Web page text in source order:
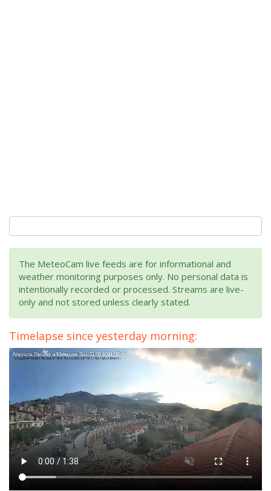
The MeteoCam live feeds are for informational and
weather monitoring purposes only. No personal data is
intentionally recorded or processed. Streams are live-
only and not stored unless clearly stated.
Timelapse since yesterday morning: